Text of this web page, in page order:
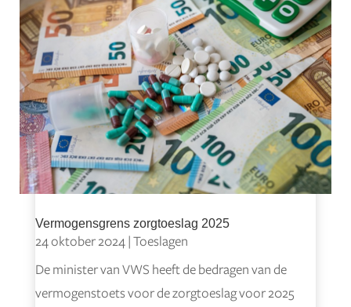
Vermogensgrens zorgtoeslag 2025
24 oktober 2024| Toeslagen
De minister van VWS heeft de bedragen van de
vermogenstoets voor de zorgtoeslag voor 2025